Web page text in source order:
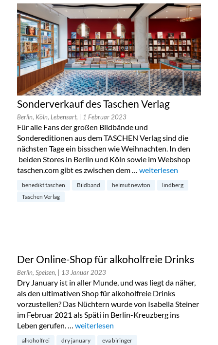
Sonderverkauf des Taschen Verlag
Berlin, Köln, Lebensart, | 1 Februar 2023
Für alle Fans der großen Bildbände und
Sondereditionen aus dem TASCHEN Verlag sind die
nächsten Tage ein bisschen wie Weihnachten. In den
beiden Stores in Berlin und Köln sowie im Webshop
taschen.com gibt es zwischen dem … „Sonderverkauf des
weiterlesen
benedikt taschen Bildband helmut newton
lindberg
Taschen Verlag
Der Online-Shop für alkoholfreie Drinks
Berlin, Speisen, | 13 Januar 2023
Dry January ist in aller Munde, und was liegt da näher,
als den ultimativen Shop für alkoholfreie Drinks
vorzustellen? Das Nüchtern wurde von Isabella Steiner
im Februar 2021 als Späti in Berlin-Kreuzberg ins
Leben gerufen. … „Der Online-Shop für alkoholfreie Drinks“
weiterlesen
alkoholfrei dry january eva biringer